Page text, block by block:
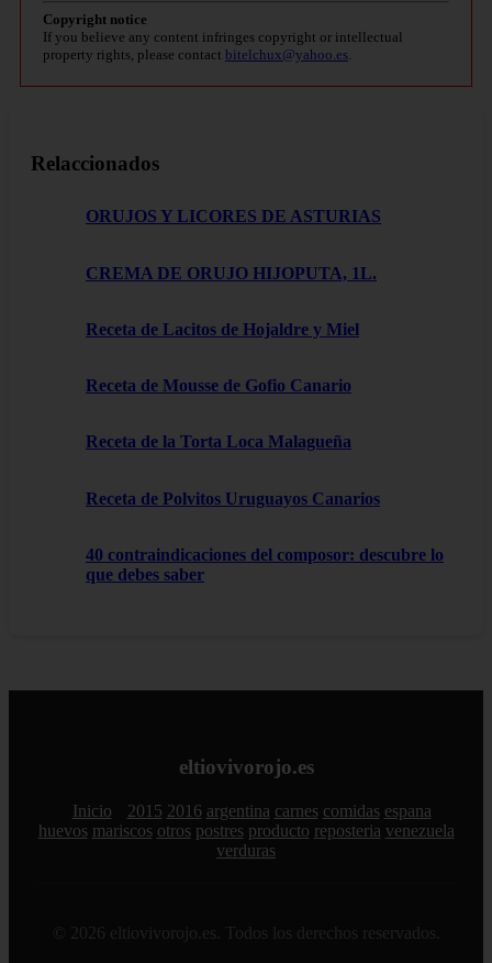
Copyright notice
If you believe any content infringes copyright or intellectual
property rights, please contact bitelchux@yahoo.es
Relaccionados
ORUJOS Y LICORES DE ASTURIAS
CREMA DE ORUJO HIJOPUTA, 1L.
Receta de Lacitos de Hojaldre y Miel
Receta de Mousse de Gofio Canario
Receta de la Torta Loca Malagueña
Receta de Polvitos Uruguayos Canarios
40 contraindicaciones del composor: descubre lo
que debes saber
eltiovivorojo.es
Inicio 2015 2016 argentina carnes comidas espana
huevos mariscos otros postres producto reposteria venezuela
verduras
© 2026 eltiovivorojo.es. Todos los derechos reservados.